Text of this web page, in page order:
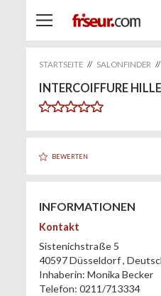
STARTSEITE // SALONFINDER //
INTERCOIFFURE
BEWERTEN
INFORMATIONEN
Kontakt
Sistenichstraße 5
40597Düsseldorf,
Inhaberin: Monika Becker
Telefon: 0211/713334